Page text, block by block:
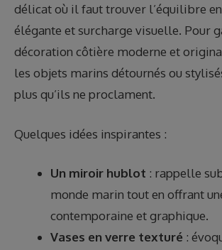
délicat où il faut trouver l’équilibre
élégante et surcharge visuelle. Pour
décoration côtière moderne et
les objets marins détournés ou
plus qu’ils ne proclament.
Quelques idées inspirantes :
Un miroir hublot : rappelle
monde marin tout en offrant
contemporaine et graphique.
Vases en verre texturé :